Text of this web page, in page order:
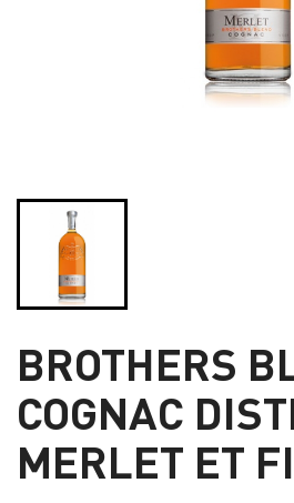
BROTHERS
COGNAC
MERLET ET